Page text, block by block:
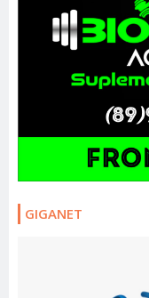
GIGANET